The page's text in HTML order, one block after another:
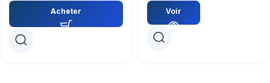
Acheter Voir